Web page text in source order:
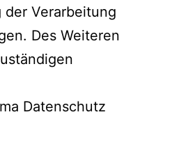
der Verarbeitung
Des Weiteren
Datenschutz